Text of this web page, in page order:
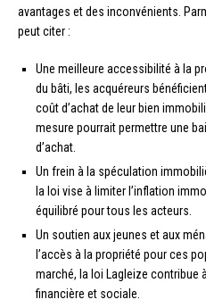
avantages et des inconvénients.
peut citer :
Une meilleure accessibilité à la
du bâti, les acquéreurs
coût d’achat de leur bien
mesure pourrait permettre une
d’achat.
Un frein à la spéculation
la loi vise à limiter l’inflation
équilibré pour tous les acteurs.
Un soutien aux jeunes et aux
l’accès à la propriété pour ces
marché, la loi Lagleize contribue
financière et sociale.